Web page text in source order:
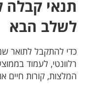
תנאי קבלה
לשלב הבא
כדי להתקבל לתואר
רלוונטי, לעמוד
המלצות, קורות חיים